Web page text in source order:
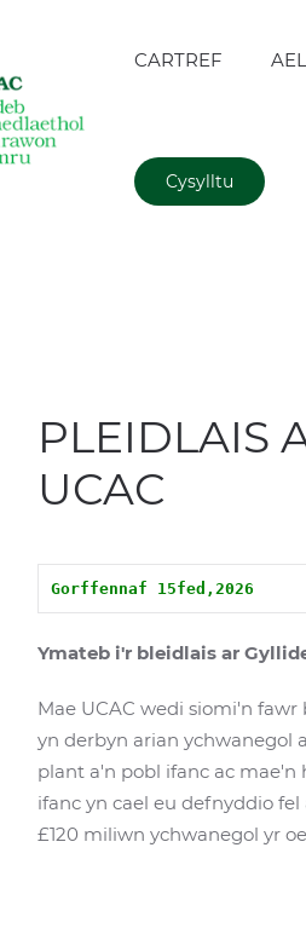
CARTREF
Cysylltu
PLEIDLAIS
UCAC
Gorffennaf 15fed,2026
Ymateb i'r bleidlais ar
Mae UCAC wedi siomi'n
yn derbyn arian ychwanegol
plant a'n pobl ifanc ac
ifanc yn cael eu defnyddio
£120 miliwn ychwanegol yr